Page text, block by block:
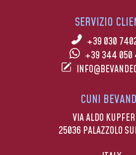
SERVIZIO
+39 030
+39 344 050
CUNI
VIA ALDO
25036 PALAZZOLO